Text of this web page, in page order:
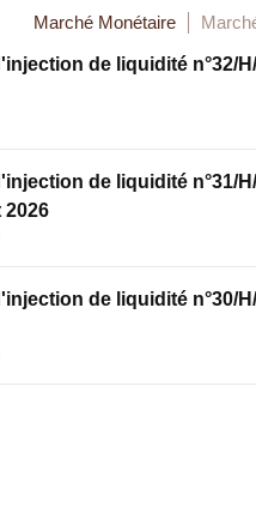
Marché Monétaire
de liquidité n°32/
de liquidité n°31/
2026
de liquidité n°30/